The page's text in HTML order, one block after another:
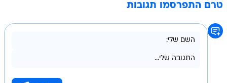
טרם התפרסמו תגובות